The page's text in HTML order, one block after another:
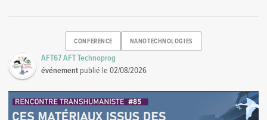
CONFERENCE NANOTECHNOLOGIES
AFT67 AFT Technoprog
événement publié le02/08/2026